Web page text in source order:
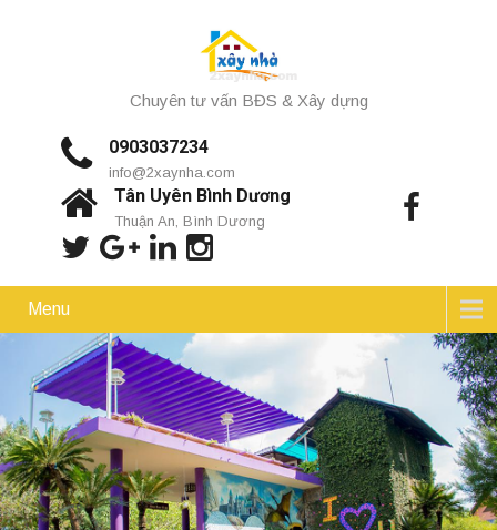
Chuyên tư vấn BĐS & Xây dựng
0903037234
info@2xaynha.com
Tân Uyên Bình Dương
Thuận An, Bình Dương
Menu